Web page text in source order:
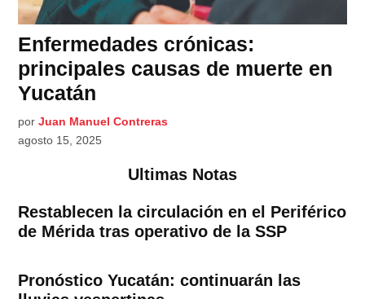
Enfermedades crónicas:
principales causas de muerte en
Yucatán
por Juan Manuel Contreras
agosto 15, 2025
Ultimas Notas
Restablecen la circulación en el Periférico
de Mérida tras operativo de la SSP
Pronóstico Yucatán: continuarán las